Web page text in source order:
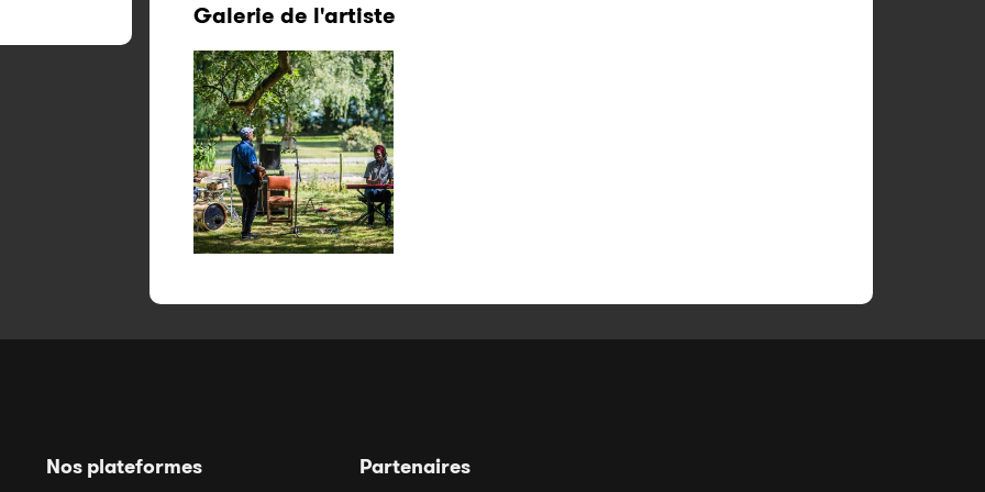
Galerie de l'artiste
Nos plateformes Partenaires